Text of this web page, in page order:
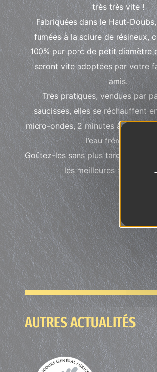
très très vite !
Fabriquées dans le Haut-
fumées à la sciure de résineux,
100% pur porc de petit diamètre
seront vite adoptées par votre
amis.
Très pratiques, vendues par
saucisses, elles se réchauffent
micro-ondes, 2 minutes à la poêle
l’eau frémissante.
Goûtez-les sans plus tarder, ce
les meilleures au
AUTRES ACTUALITÉS